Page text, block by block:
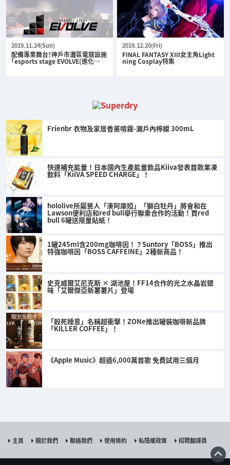
2019.11.24(Sun)
配備專業舞台！神戶市灘區電競設施
「esports stage EVOLVE(進化…
2019.12.20(Fri)
FINAL FANTASY XIII女主角Light
ning Cosplay特集
Frienbr 衣物及家居香薰噴霧-瀨戶內檸檬 300mL
快速補充能量！日本國內生產能量飲品Kiiva發表首款果凍
飲料「KiiVA SPEED CHARGE」！
hololive所屬藝人「湊阿庫婭」「獅白牡丹」將會和在
Lawson便利店和red bull舉行聯乘合作的活動！買red
bull 6罐送限量貼紙！
1罐245ml含200mg咖啡因！？Suntory「BOSS」推出
特強咖啡因「BOSS CAFFEINE」2種新商品！
史克威爾艾尼克斯 × 湖池屋！FF14合作的光之水晶岩鹽
味「艾爾傑亞新薯薯片」登場
「殺死睡意」名稱超衝擊！ZONe推出罐裝咖啡新品牌
「KILLER COFFEE」！
《Apple Music》超過6,000萬首歌 免費試用三個月
主頁 關於我們 聯絡我們 使用條約 私隱權政策 招聘翻譯員